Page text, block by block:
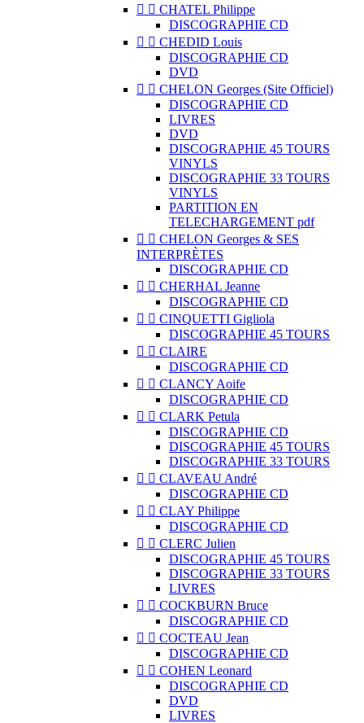
  CHATEL Philippe
DISCOGRAPHIE CD
  CHEDID Louis
DISCOGRAPHIE CD
DVD
  CHELON Georges (Site Officiel)
DISCOGRAPHIE CD
LIVRES
DVD
DISCOGRAPHIE 45 TOURS
VINYLS
DISCOGRAPHIE 33 TOURS
VINYLS
PARTITION EN
TELECHARGEMENT pdf
  CHELON Georges & SES
INTERPRÈTES
DISCOGRAPHIE CD
  CHERHAL Jeanne
DISCOGRAPHIE CD
  CINQUETTI Gigliola
DISCOGRAPHIE 45 TOURS
  CLAIRE
DISCOGRAPHIE CD
  CLANCY Aoife
DISCOGRAPHIE CD
  CLARK Petula
DISCOGRAPHIE CD
DISCOGRAPHIE 45 TOURS
DISCOGRAPHIE 33 TOURS
  CLAVEAU André
DISCOGRAPHIE CD
  CLAY Philippe
DISCOGRAPHIE CD
  CLERC Julien
DISCOGRAPHIE 45 TOURS
DISCOGRAPHIE 33 TOURS
LIVRES
  COCKBURN Bruce
DISCOGRAPHIE CD
  COCTEAU Jean
DISCOGRAPHIE CD
  COHEN Leonard
DISCOGRAPHIE CD
DVD
LIVRES